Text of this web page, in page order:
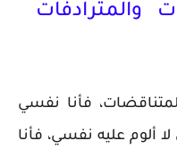
والمترادفات
فأنا نفسي
ألوم عليه نفسي، فأنا